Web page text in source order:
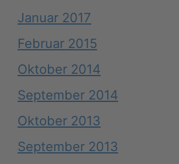
Januar 2017
Februar 2015
Oktober 2014
September 2014
Oktober 2013
September 2013